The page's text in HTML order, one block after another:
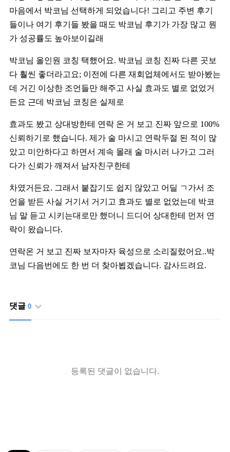
마음에서 박코님 선택하게 되었습니다! 그리고 주변 후기
들이나 여기 후기들 봤을 때도 박코님 후기가 가장 많고 뭔
가 성공률도 높아보이길래
박코님 올인원 코칭 택했어요. 박코님 코칭 진짜 다른 곳보
다 훨씬 좋더라고요; 이전에 다른 재회업체에서도 받아봤는
데 거긴 이상한 조언들만 해주고 사실 효과도 별로 없었거
든요 근데 박코님 코칭은 실제로
효과도 봤고 상대방한테 연락 온 거 보고 진짜 앞으로 100%
신뢰하기로 했습니다. 제가 술 마시고 연락두절 된 적이 많
았고 미안하다고 하면서 계속 몰래 술 마시러 나가고 그러
다가 신뢰가 깨져서 남자친구한테
차였거든요. 그래서 붙잡기도 쉽지 않았고 어딜 ㄱ가서 조
언을 받든 사실 거기서 거기고 효과도 별로 없었는데 박코
님 말 듣고 시키는대로만 했더니 드디어 상대한테 먼저 연
락이 왔습니다.
연락온 거 보고 진짜 보자마자 육성으로 소리질렀어요..박
코님 다음번에도 한 번 더 찾아뵙겠습니다. 감사드려요.
댓글 0
등록된 댓글이 없습니다.